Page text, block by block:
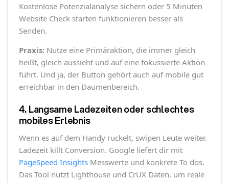
Kostenlose Potenzialanalyse sichern oder 5 Minuten
Website Check starten funktionieren besser als
Senden.
Praxis:Nutze eine Primäraktion, die immer gleich
heißt, gleich aussieht und auf eine fokussierte Aktion
führt. Und ja, der Button gehört auch auf mobile gut
erreichbar in den Daumenbereich.
4. Langsame Ladezeiten oder schlechtes
mobiles Erlebnis
Wenn es auf dem Handy ruckelt, swipen Leute weiter.
Ladezeit killt Conversion. Google liefert dir mit
PageSpeed Insights Messwerte und konkrete To dos.
Das Tool nutzt Lighthouse und CrUX Daten, um reale